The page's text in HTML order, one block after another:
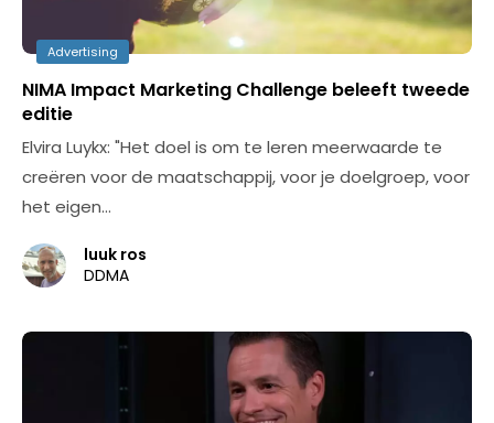
Advertising
NIMA Impact Marketing Challenge beleeft tweede
editie
Elvira Luykx: "Het doel is om te leren meerwaarde te
creëren voor de maatschappij, voor je doelgroep, voor
het eigen…
luuk ros
DDMA